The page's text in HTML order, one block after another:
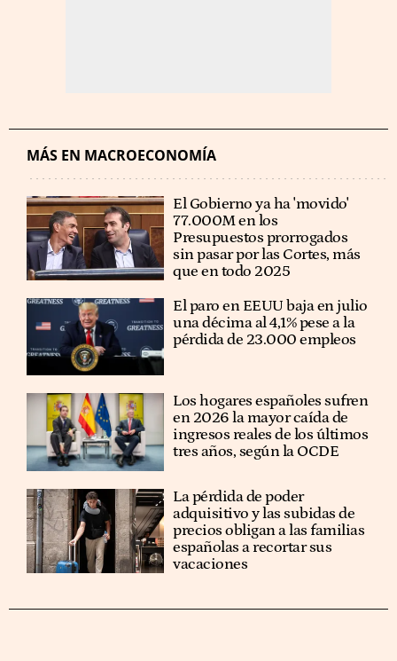
MÁS EN MACROECONOMÍA
El Gobierno ya ha 'movido'
77.000M en los
Presupuestos prorrogados
sin pasar por las Cortes, más
que en todo 2025
El paro en EEUU baja en julio
una décima al 4,1% pese a la
pérdida de 23.000 empleos
Los hogares españoles sufren
en 2026 la mayor caída de
ingresos reales de los últimos
tres años, según la OCDE
La pérdida de poder
adquisitivo y las subidas de
precios obligan a las familias
españolas a recortar sus
vacaciones